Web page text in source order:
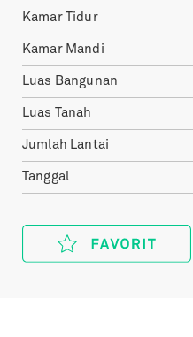
Kamar Tidur
Kamar Mandi
Luas Bangunan
Luas Tanah
Jumlah Lantai
Tanggal